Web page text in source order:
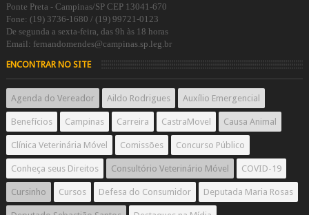
Ponte Preta - Campinas/SP CEP 13041-670
Fone: (19) 3736-1680 / (19) 99721-0123
De segunda a sexta-feira, das 9h às 18 horas
Email: fernandomendes@campinas.sp.leg.br
ENCONTRAR NO SITE
Agenda do Vereador Aildo Rodrigues Auxílio Emergencial
Benefícios Campinas Carreira CastraMovel Causa Animal
Clínica Veterinária Móvel Comissões Concurso Público
Conheça seus Direitos Consultório Veterinário Móvel COVID-19
Cursinho Cursos Defesa do Consumidor Deputada Maria Rosas